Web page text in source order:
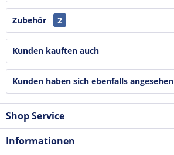
Zubehör 2
Kunden kauften auch
Kunden haben sich ebenfalls angesehen
Shop Service
Informationen